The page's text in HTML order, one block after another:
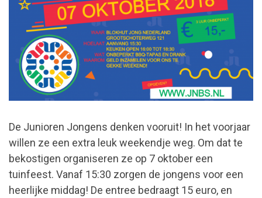
De Junioren Jongens denken vooruit! In het voorjaar
willen ze een extra leuk weekendje weg. Om dat te
bekostigen organiseren ze op 7 oktober een
tuinfeest. Vanaf 15:30 zorgen de jongens voor een
heerlijke middag! De entree bedraagt 15 euro, en